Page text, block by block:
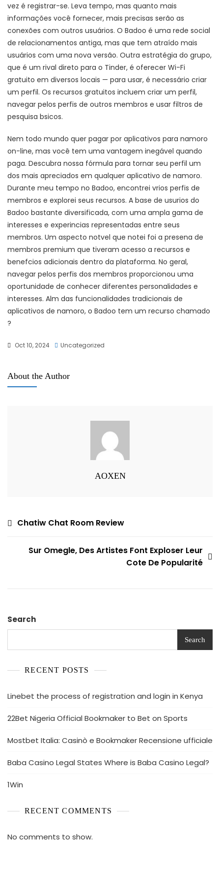
vez é registrar-se. Leva tempo, mas quanto mais
informações você fornecer, mais precisas serão as
conexões com outros usuários. O Badoo é uma rede social
de relacionamentos antiga, mas que tem atraído mais
usuários com uma nova versão. Outra estratégia do grupo,
que é um rival direto para o Tinder, é oferecer Wi-Fi
gratuito em diversos locais — para usar, é necessário criar
um perfil. Os recursos gratuitos incluem criar um perfil,
navegar pelos perfis de outros membros e usar filtros de
pesquisa bsicos.
Nem todo mundo quer pagar por aplicativos para namoro
on-line, mas você tem uma vantagem inegável quando
paga. Descubra nossa fórmula para tornar seu perfil um
dos mais apreciados em qualquer aplicativo de namoro.
Durante meu tempo no Badoo, encontrei vrios perfis de
membros e explorei seus recursos. A base de usurios do
Badoo bastante diversificada, com uma ampla gama de
interesses e experincias representadas entre seus
membros. Um aspecto notvel que notei foi a presena de
membros premium que tiveram acesso a recursos e
benefcios adicionais dentro da plataforma. No geral,
navegar pelos perfis dos membros proporcionou uma
oportunidade de conhecer diferentes personalidades e
interesses. Alm das funcionalidades tradicionais de
aplicativos de namoro, o Badoo tem um recurso chamado
?
Oct 10, 2024 Uncategorized
About the Author
AOXEN
PostChatiw Chat Room Review
Sur Omegle, Des Artistes Font Exploser Leur
Cote De Popularité
Search
Search
RECENT POSTS
Linebet the process of registration and login in Kenya
22Bet Nigeria Official Bookmaker to Bet on Sports
Mostbet Italia: Casinò e Bookmaker Recensione ufficiale
Baba Casino Legal States Where is Baba Casino Legal?
1Win
RECENT COMMENTS
No comments to show.